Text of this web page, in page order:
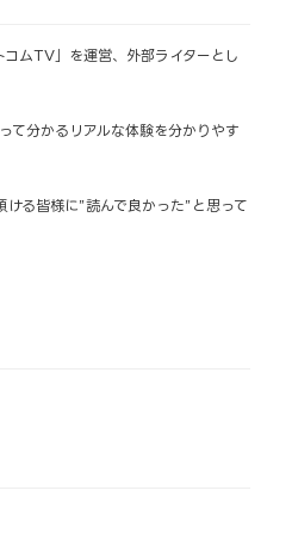
ムTV」を運営、外部ライターとし
て分かるリアルな体験を分かりやす
る皆様に”読んで良かった”と思って